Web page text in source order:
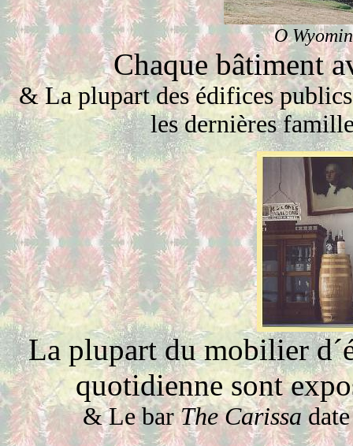
O
Chaque bâtiment
&La plupart des édifices
les dernières
La plupart du mobilier
quotidienne sont
&Le barThe Carissadate